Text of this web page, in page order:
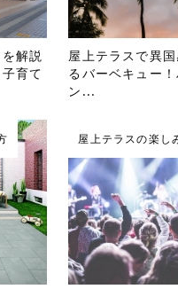
解説
育て
屋上テラスで異
るバーベキュー
ン...
屋上テラスの楽し